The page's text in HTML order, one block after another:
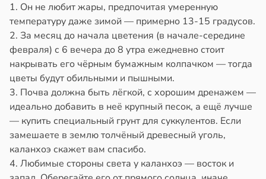
1. Он не любит жары, предпочитая умеренную
температуру даже зимой — примерно 13-15 градусов.
2. За месяц до начала цветения (в начале-середине
февраля) с 6 вечера до 8 утра ежедневно стоит
накрывать его чёрным бумажным колпачком — тогда
цветы будут обильными и пышными.
3. Почва должна быть лёгкой, с хорошим дренажем —
идеально добавить в неё крупный песок, а ещё лучше
— купить специальный грунт для суккулентов. Если
замешаете в землю толчёный древесный уголь,
каланхоэ скажет вам спасибо.
4. Любимые стороны света у каланхоэ — восток и